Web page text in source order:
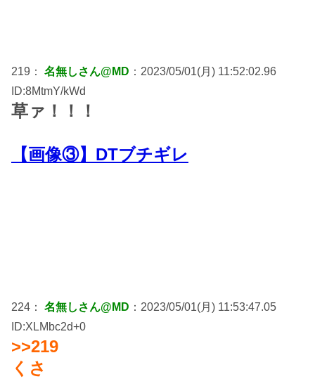
219： 名無しさん@MD ：2023/05/01(月) 11:52:02.96
ID:8MtmY/kWd
草ァ！！！
【画像③】DTブチギレ
224： 名無しさん@MD ：2023/05/01(月) 11:53:47.05
ID:XLMbc2d+0
>>219
くさ